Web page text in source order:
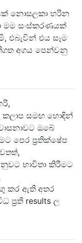
නොසලකා හරින
මම සංස්කරණයක්
එබැවින් එය සෑම
අගය පෙන්වනු
කලාප සමඟ හොඳින්
ඔබේ
පෙර ප්‍රතික්ෂේප
භාවිතා කිරීමට
කර ඇති අතර
ප්‍රති results ල